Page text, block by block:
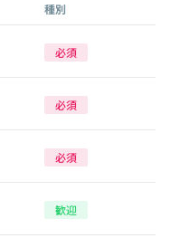
種別
必須
必須
必須
歓迎